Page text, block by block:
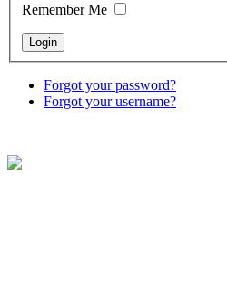
Remember Me
Forgot your password?
Forgot your username?